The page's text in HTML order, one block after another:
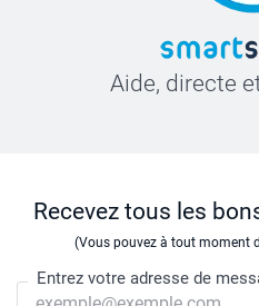
Aide, directe
Recevez tous les
(Vous pouvez à tout moment
Entrez votre adresse de